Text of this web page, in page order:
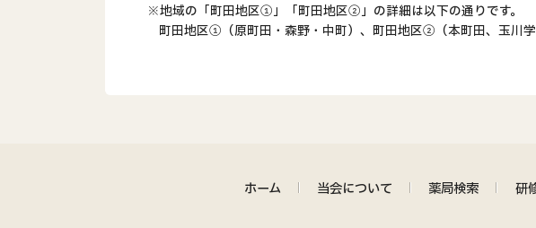
※地域の「町田地区①」「町田地区②」の詳細は以下の通りです。
町田地区①（原町田・森野・中町）、町田地区②（本町田、玉川学
ホーム 当会について 薬局検索 研